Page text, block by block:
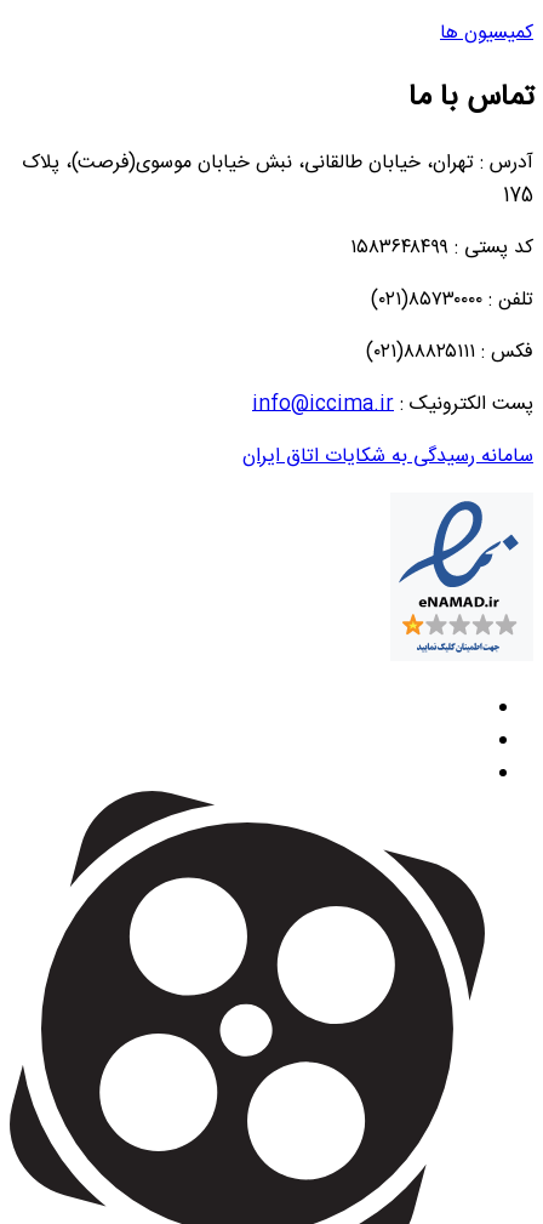
کمیسیون ها
تماس با ما
آدرس : تهران، خیابان طالقانی، نبش خیابان موسوی(فرصت)، پلاک
175
کد پستی : ۱۵۸۳۶۴۸۴۹۹
تلفن : ۸۵۷۳۰۰۰۰(۰۲۱)
فکس : ۸۸۸۲۵۱۱۱(۰۲۱)
پست الکترونیک :info@iccima.ir
سامانه رسیدگی به شکایات اتاق ایران